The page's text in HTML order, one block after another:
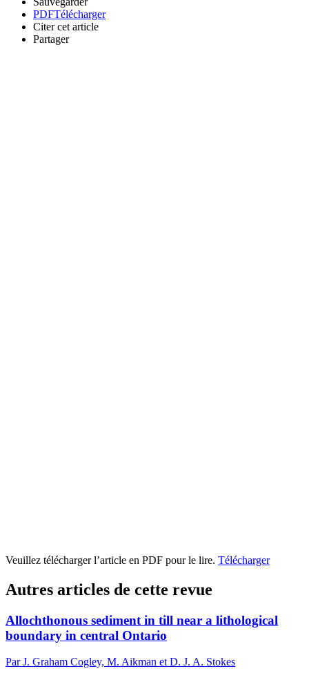
PDFTélécharger
Citer cet article
Partager
Veuillez télécharger l’article en PDF pour le lire. Télécharger
Autres articles de cette revue
Allochthonous sediment in till near a lithological
boundary in central Ontario
Par J. Graham Cogley, M. Aikman et D. J. A. Stokes